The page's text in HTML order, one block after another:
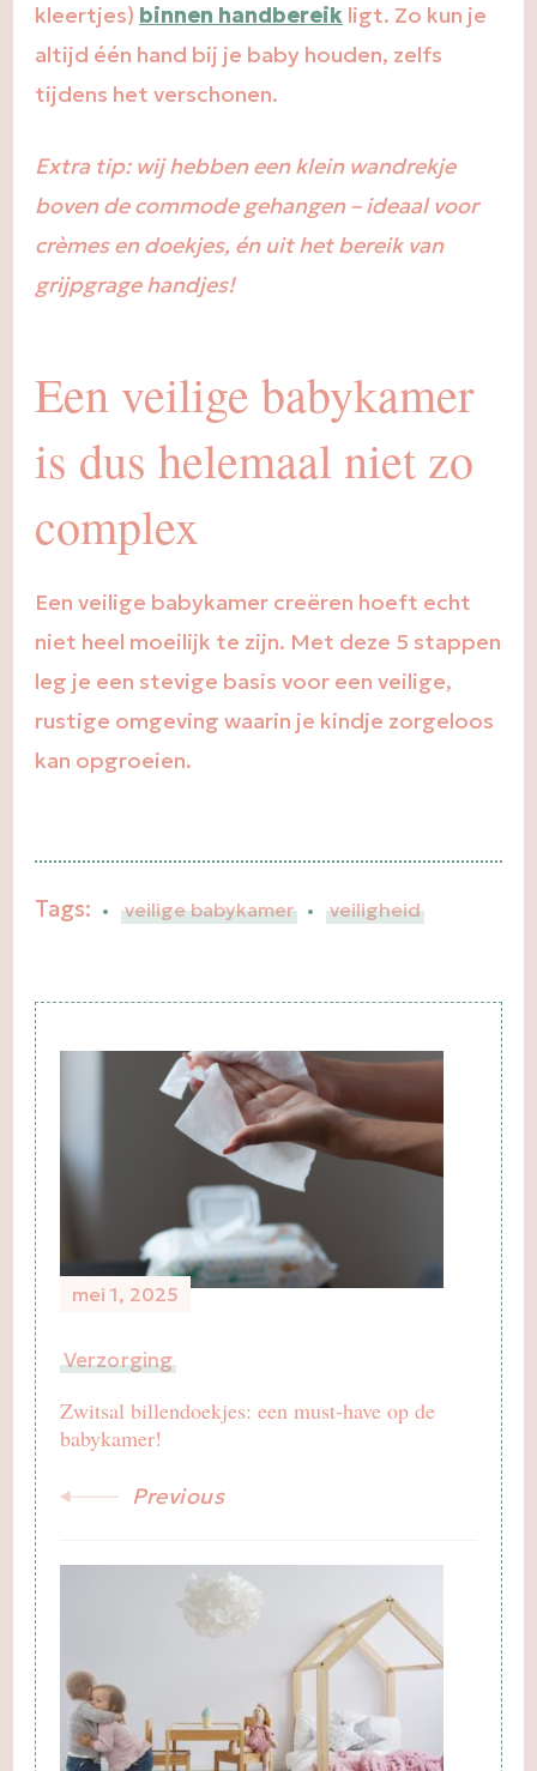
kleertjes) binnen handbereik ligt. Zo kun je
altijd één hand bij je baby houden, zelfs
tijdens het verschonen.
Extra tip: wij hebben een klein wandrekje
boven de commode gehangen – ideaal voor
crèmes en doekjes, én uit het bereik van
grijpgrage handjes!
Een veilige babykamer
is dus helemaal niet zo
complex
Een veilige babykamer creëren hoeft echt
niet heel moeilijk te zijn. Met deze 5 stappen
leg je een stevige basis voor een veilige,
rustige omgeving waarin je kindje zorgeloos
kan opgroeien.
Tags: veilige babykamer veiligheid
Navigation
mei 1, 2025
Verzorging
Zwitsal billendoekjes: een must-have op de
babykamer!
Previous